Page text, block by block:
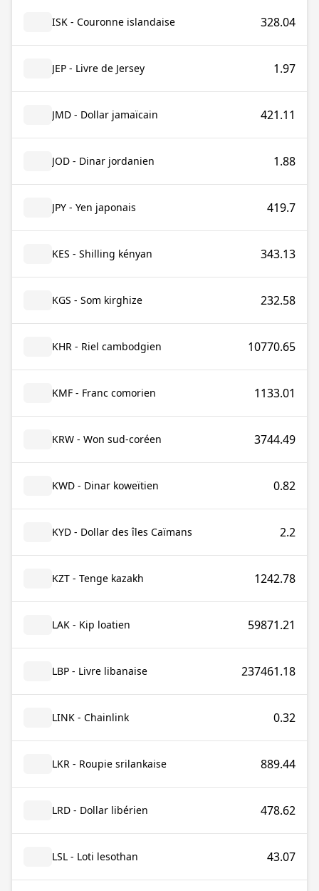
ISK - Couronne islandaise 328.04
JEP - Livre de Jersey 1.97
JMD - Dollar jamaïcain 421.11
JOD - Dinar jordanien 1.88
JPY - Yen japonais 419.7
KES - Shilling kényan 343.13
KGS - Som kirghize 232.58
KHR - Riel cambodgien 10770.65
KMF - Franc comorien 1133.01
KRW - Won sud-coréen 3744.49
KWD - Dinar koweïtien 0.82
KYD - Dollar des îles Caïmans 2.2
KZT - Tenge kazakh 1242.78
LAK - Kip loatien 59871.21
LBP - Livre libanaise 237461.18
LINK - Chainlink 0.32
LKR - Roupie srilankaise 889.44
LRD - Dollar libérien 478.62
LSL - Loti lesothan 43.07